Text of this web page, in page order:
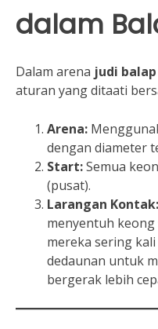
dalam
Dalam arena judi
aturan yang ditaati
Arena:
dengan diameter
Start:Semua
(pusat).
Larangan Kontak:
menyentuh keong
mereka sering
dedaunan untuk
bergerak lebih